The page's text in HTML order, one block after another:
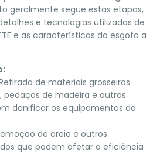
geralmente segue estas etapas,
e tecnologias utilizadas de
e as características do esgoto a
de materiais grosseiros
pedaços de madeira e outros
danificar os equipamentos da
de areia e outros
que podem afetar a eficiência